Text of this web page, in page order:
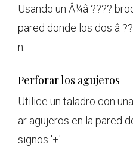
Usando un Â¼â ????
pared donde los dos â
n.
Perforar los agujeros
Utilice un taladro con
ar agujeros en la pared
signos '+'.